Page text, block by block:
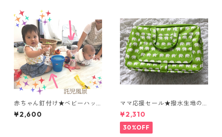
赤ちゃん釘付け★ベビーハッ
ピーセット（CD入り２点セッ
ト)
¥2,600
ママ応援セール★撥水生地の
表面は水にも汚れにも強く、
おしりふきがさっと出せる
おしゃれで機能的なおむつポ
ーチ
¥2,310
30%OFF